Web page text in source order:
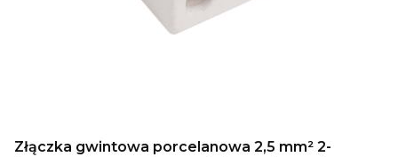
Złączka gwintowa porcelanowa 2,5 mm² 2-